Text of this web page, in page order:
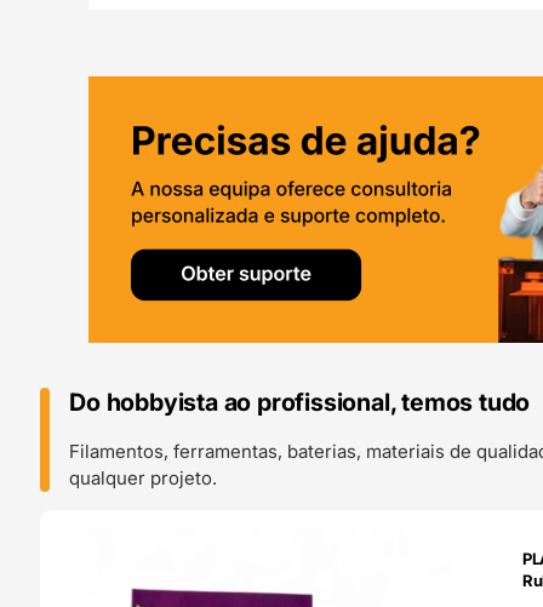
Do hobbyista ao profissional, temos tudo
Filamentos, ferramentas, baterias, materiais de
qualquer projeto.